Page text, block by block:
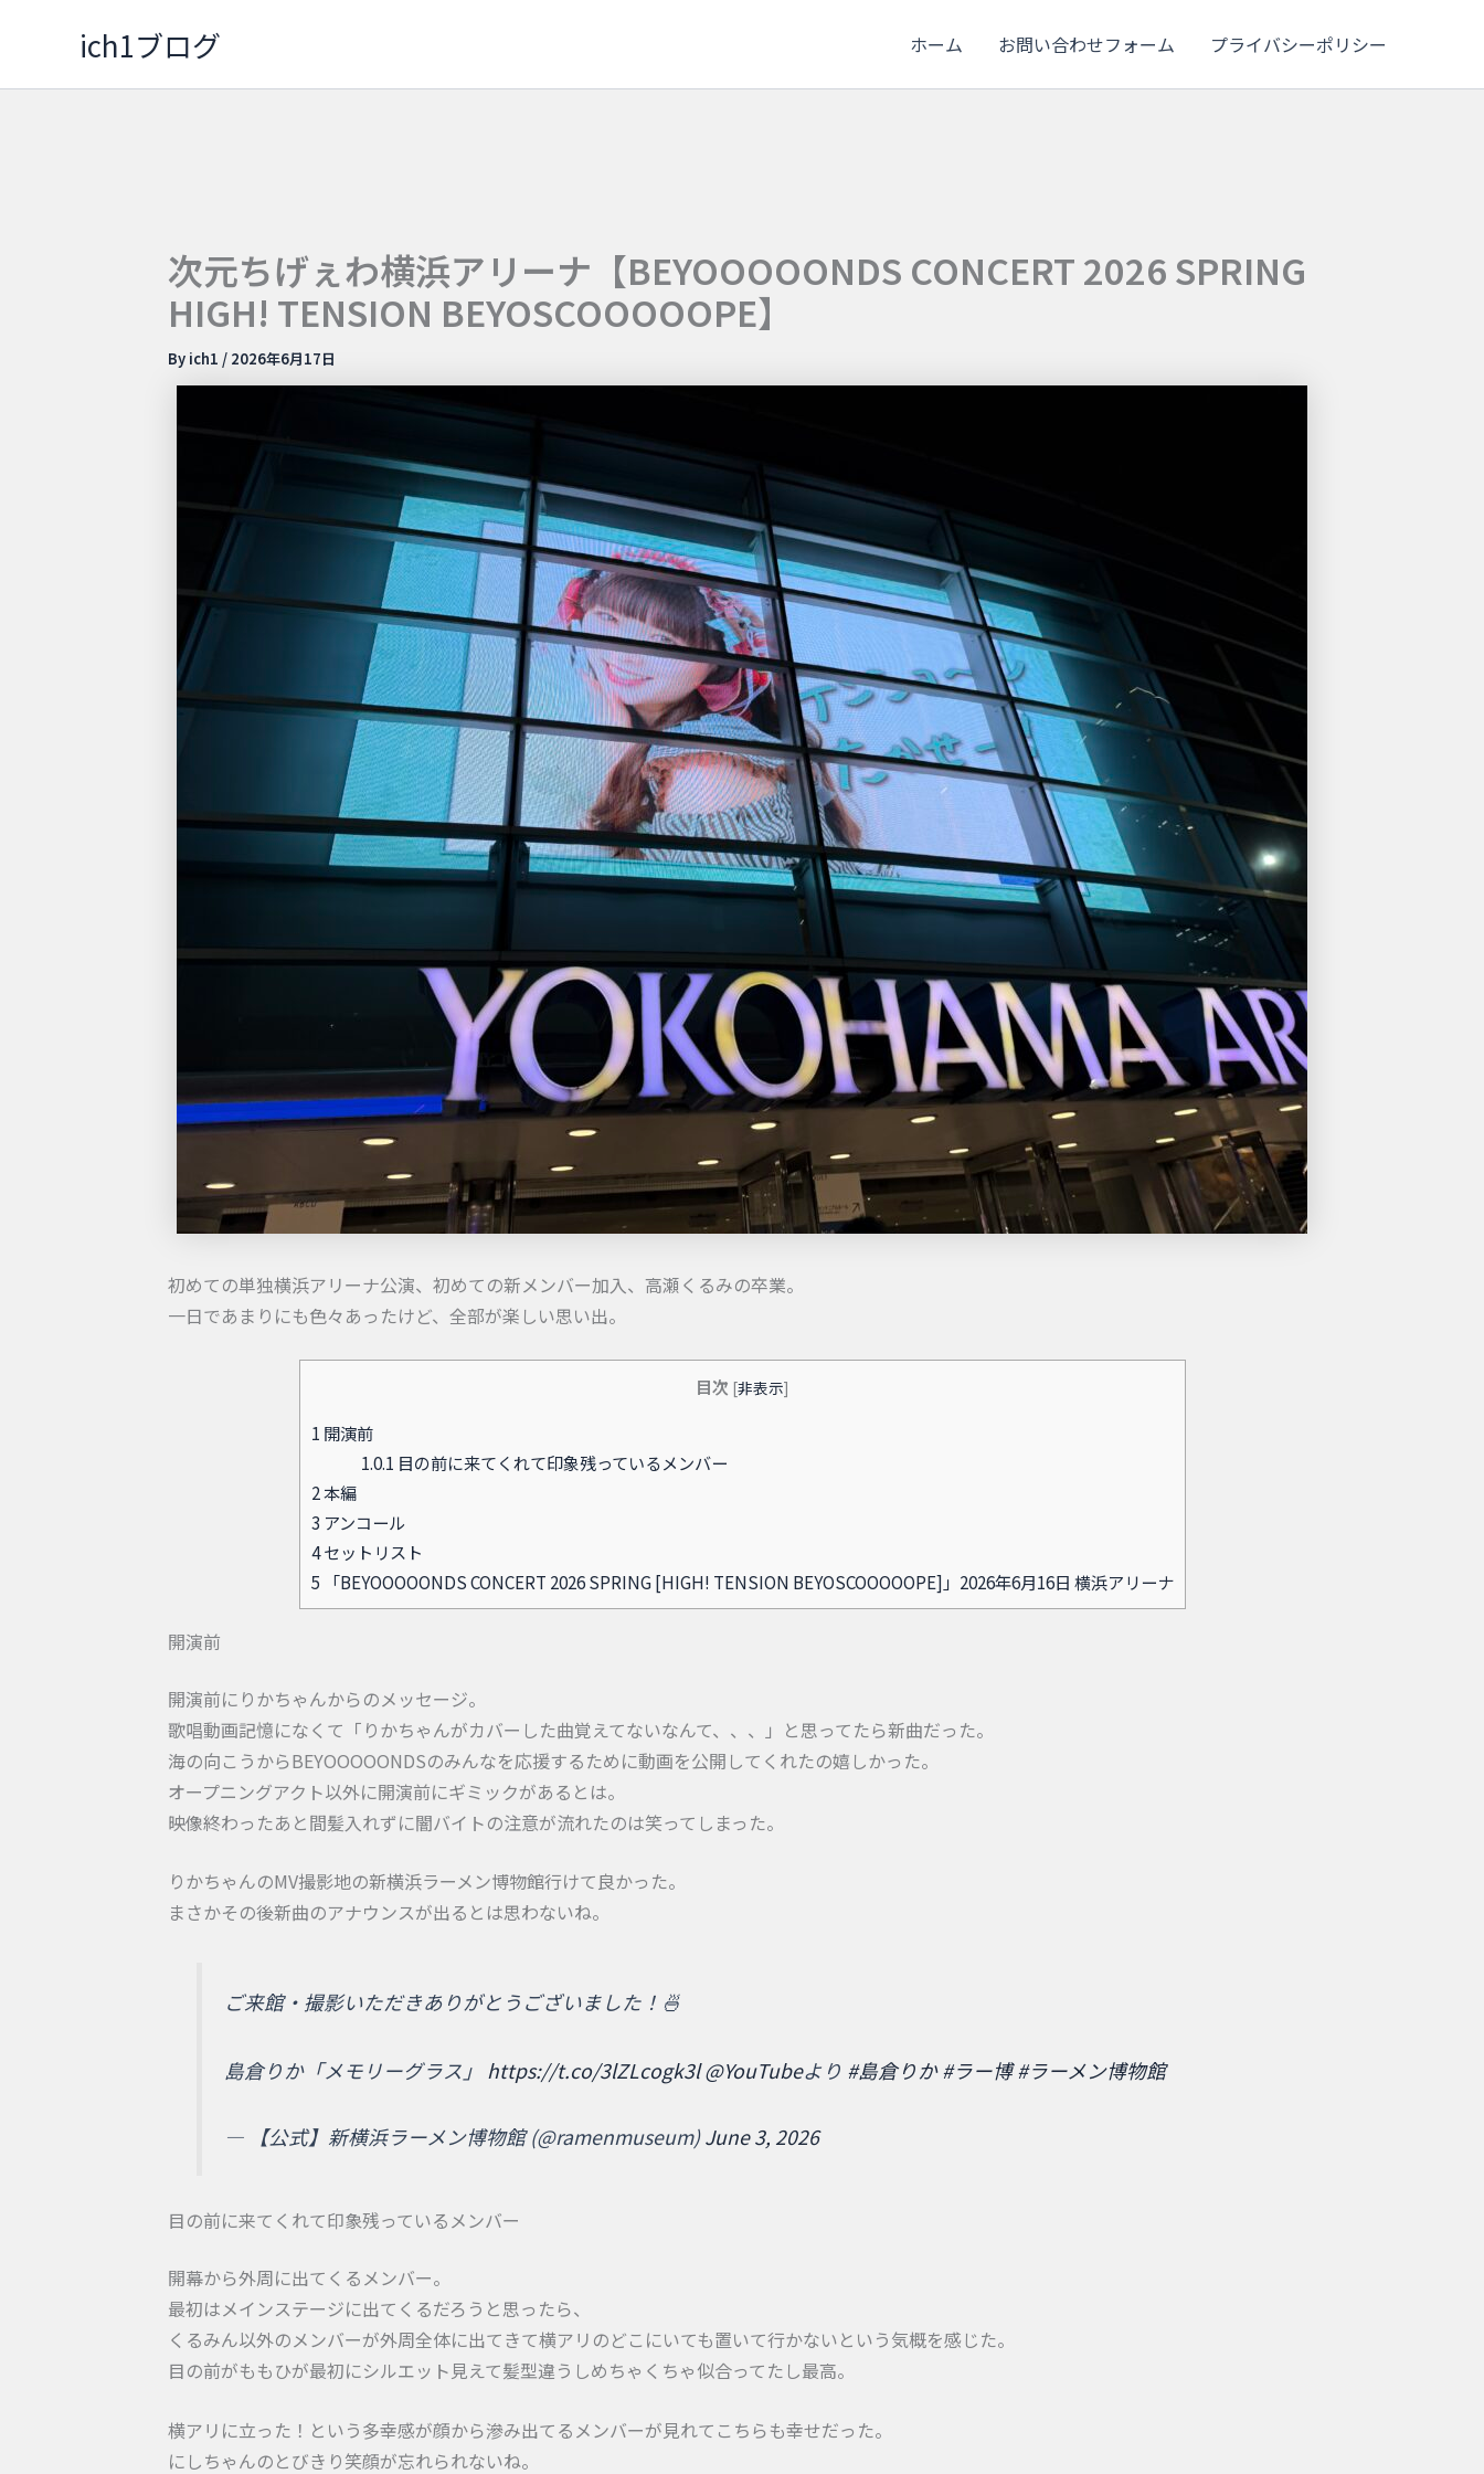
ich1ブログ ホーム お問い合わせフォーム プライバシーポリシー
次元ちげぇわ横浜アリーナ【BEYOOOOONDS CONCERT 2026 SPRING
HIGH! TENSION BEYOSCOOOOOPE】
By ich1 / 2026年6月17日
初めての単独横浜アリーナ公演、初めての新メンバー加入、高瀬くるみの卒業。
一日であまりにも色々あったけど、全部が楽しい思い出。
目次 [非表示]
1 開演前
1.0.1 目の前に来てくれて印象残っているメンバー
2本編
3 アンコール
4セットリスト
5 「BEYOOOOONDS CONCERT 2026 SPRING [HIGH! TENSION BEYOSCOOOOOPE]」2026年6月16日 横浜アリーナ
開演前
開演前にりかちゃんからのメッセージ。
歌唱動画記憶になくて「りかちゃんがカバーした曲覚えてないなんて、、、」と思ってたら新曲だった。
海の向こうからBEYOOOOONDSのみんなを応援するために動画を公開してくれたの嬉しかった。
オープニングアクト以外に開演前にギミックがあるとは。
映像終わったあと間髪入れずに闇バイトの注意が流れたのは笑ってしまった。
りかちゃんのMV撮影地の新横浜ラーメン博物館行けて良かった。
まさかその後新曲のアナウンスが出るとは思わないね。
ご来館・撮影いただきありがとうございました！🍜
島倉りか「メモリーグラス」 https://t.co/3lZLcogk3l@YouTubeより #島倉りか#ラー博#ラーメン博物館
— 【公式】新横浜ラーメン博物館 (@ramenmuseum)June 3, 2026
目の前に来てくれて印象残っているメンバー
開幕から外周に出てくるメンバー。
最初はメインステージに出てくるだろうと思ったら、
くるみん以外のメンバーが外周全体に出てきて横アリのどこにいても置いて行かないという気概を感じた。
目の前がももひが最初にシルエット見えて髪型違うしめちゃくちゃ似合ってたし最高。
横アリに立った！という多幸感が顔から滲み出てるメンバーが見れてこちらも幸せだった。
にしちゃんのとびきり笑顔が忘れられないね。